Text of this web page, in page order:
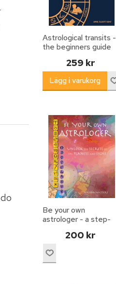
Astrological transits -
the beginners guide
cycles to pl
259 kr
Be your own
astrologer - a step-
by-step guide to
unlocking the secrets
of t
200 kr